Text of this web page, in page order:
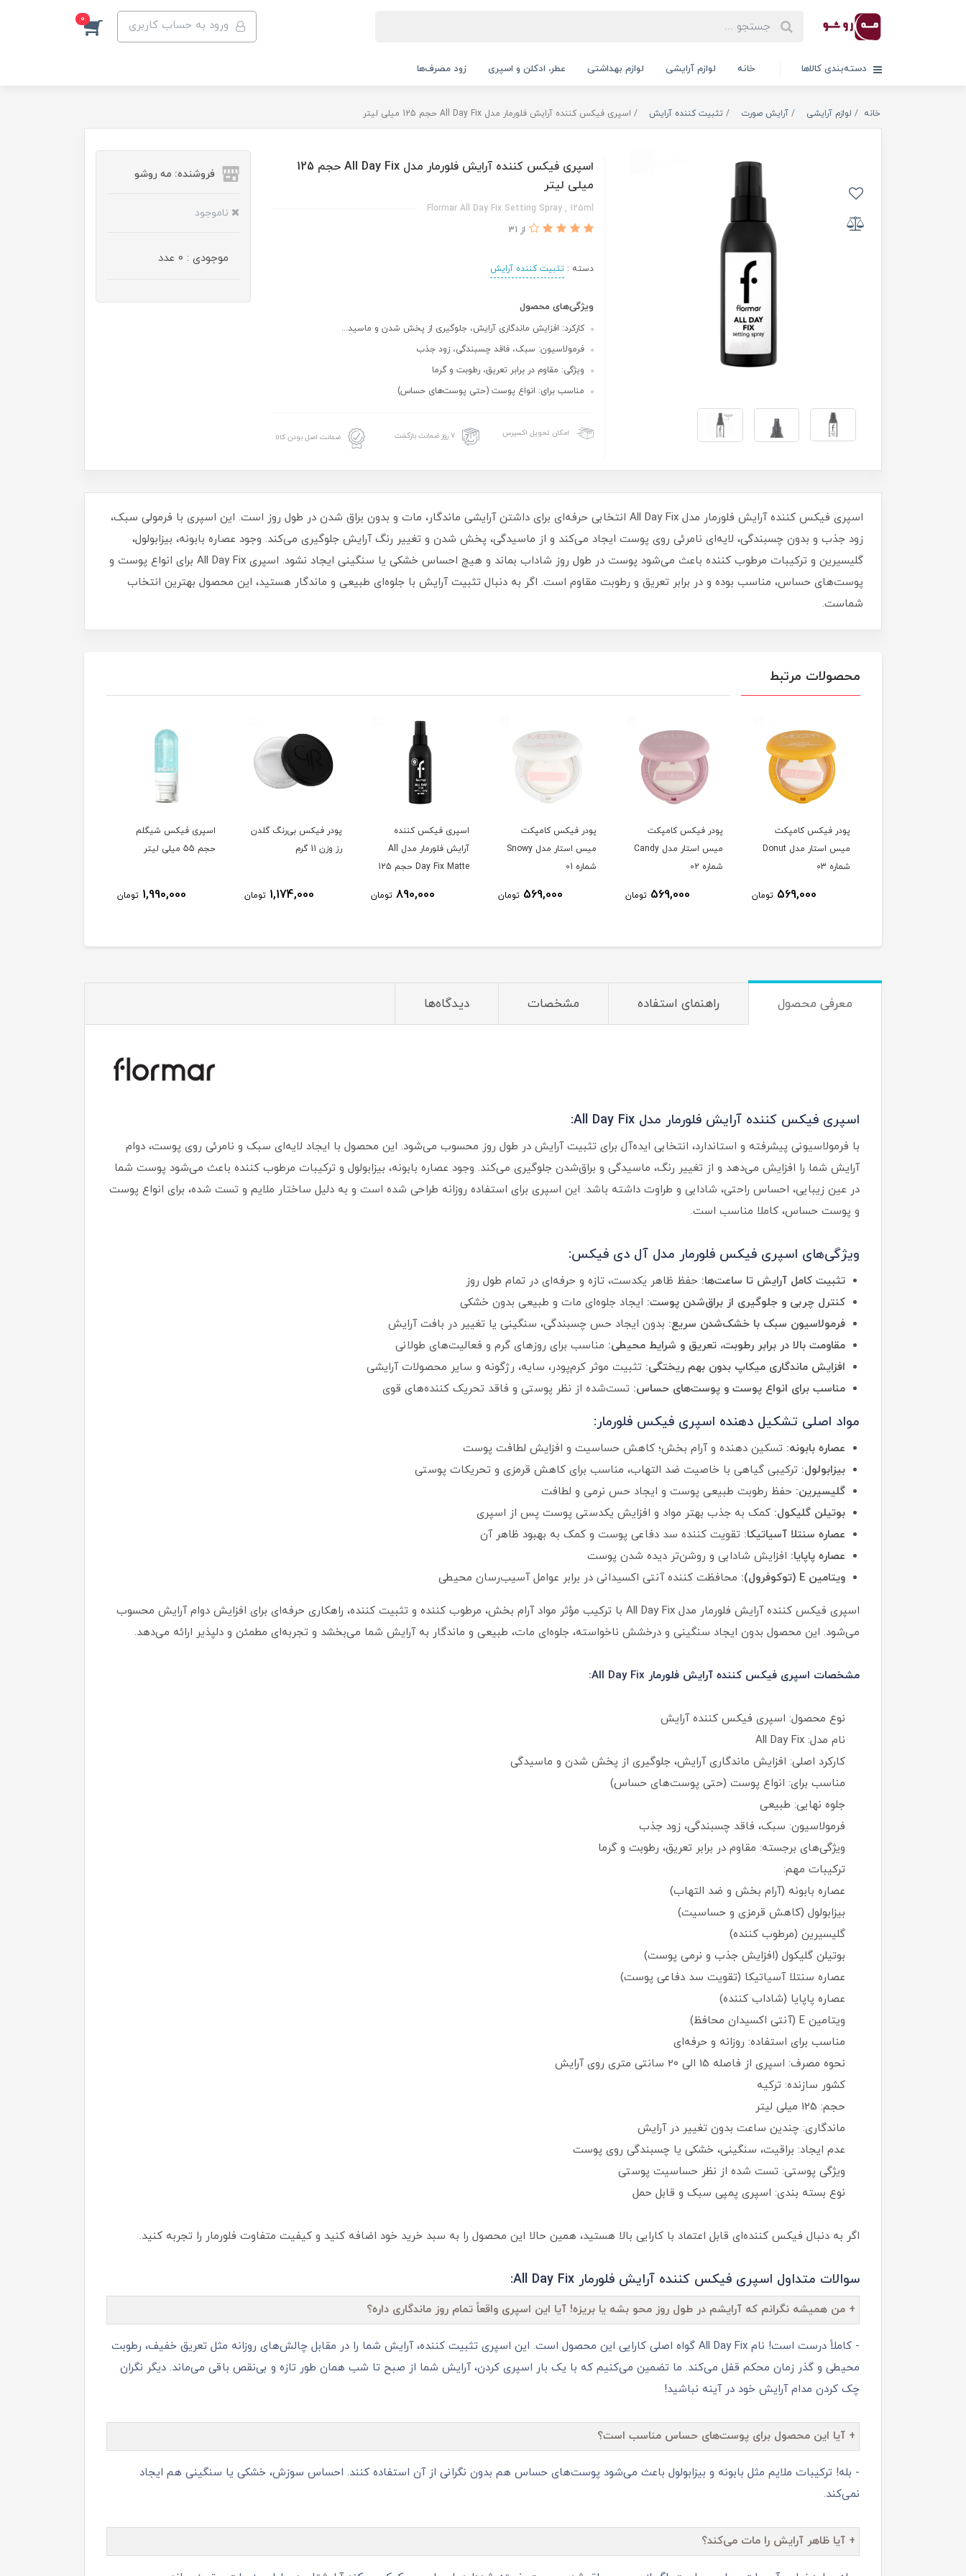
ورود به حساب کاربری 0
دسته‌بندی کالاها خانه لوازم آرایشی لوازم بهداشتی عطر، ادکلن و اسپری زود مصرف‌ها
خانه لوازم آرایشی آرایش صورت تثبیت کننده آرایش اسپری فیکس کننده آرایش فلورمار مدل All Day Fix حجم 125 میلی لیتر
اسپری فیکس کننده آرایش فلورمار مدل All Day Fix حجم 125
میلی لیتر
Flormar All Day Fix Setting Spray , 125ml
از 31
دسته :تثبیت کننده آرایش
ویژگی‌های محصول
کارکرد: افزایش ماندگاری آرایش، جلوگیری از پخش‌ شدن و ماسید...
فرمولاسیون: سبک، فاقد چسبندگی، زود جذب
ویژگی: مقاوم در برابر تعریق، رطوبت و گرما
مناسب برای: انواع پوست (حتی پوست‌های حساس)
امکان تحویل اکسپرس ۷ روز ضمانت بازگشت ضمانت اصل بودن کالا
فروشنده: مه رو‌شو
ناموجود
موجودی : 0 عدد
اسپری فیکس‌ کننده آرایش فلورمار مدل All Day Fix انتخابی حرفه‌ای برای داشتن آرایشی ماندگار، مات و بدون براق‌ شدن در طول روز است. این اسپری با فرمولی سبک،
زود جذب و بدون چسبندگی، لایه‌ای نامرئی روی پوست ایجاد می‌کند و از ماسیدگی، پخش‌ شدن و تغییر رنگ آرایش جلوگیری می‌کند. وجود عصاره بابونه، بیزابولول،
گلیسیرین و ترکیبات مرطوب‌ کننده باعث می‌شود پوست در طول روز شاداب بماند و هیچ احساس خشکی یا سنگینی ایجاد نشود. اسپری All Day Fix برای انواع پوست و
پوست‌های حساس، مناسب بوده و در برابر تعریق و رطوبت مقاوم است. اگر به‌ دنبال تثبیت آرایش با جلوه‌ای طبیعی و ماندگار هستید، این محصول بهترین انتخاب
شماست.
محصولات مرتبط
پودر فیکس کامپکت
میس استار مدل Donut
شماره 03
569,000 تومان
پودر فیکس کامپکت
میس استار مدل Candy
شماره 02
569,000 تومان
پودر فیکس کامپکت
میس استار مدل Snowy
شماره 01
569,000 تومان
اسپری فیکس کننده
آرایش فلورمار مدل All
Day Fix Matte حجم 125
890,000 تومان
پودر فیکس بی‌رنگ گلدن
رز وزن 11 گرم
1,174,000 تومان
اسپری فیکس شیگلم
حجم 55 میلی لیتر
1,990,000 تومان
معرفی محصول راهنمای استفاده مشخصات دیدگاه‌ها
اسپری فیکس‌ کننده آرایش فلورمار مدل All Day Fix:
با فرمولاسیونی پیشرفته و استاندارد، انتخابی ایده‌آل برای تثبیت آرایش در طول روز محسوب می‌شود. این محصول با ایجاد لایه‌ای سبک و نامرئی روی پوست، دوام
آرایش شما را افزایش می‌دهد و از تغییر رنگ، ماسیدگی و براق‌شدن جلوگیری می‌کند. وجود عصاره بابونه، بیزابولول و ترکیبات مرطوب‌ کننده باعث می‌شود پوست شما
در عین زیبایی، احساس راحتی، شادابی و طراوت داشته باشد. این اسپری برای استفاده روزانه طراحی شده است و به دلیل ساختار ملایم و تست‌ شده، برای انواع پوست
و پوست حساس، کاملا مناسب است.
ویژگی‌های اسپری فیکس فلورمار مدل آل دی فیکس:
تثبیت کامل آرایش تا ساعت‌ها: حفظ ظاهر یکدست، تازه و حرفه‌ای در تمام طول روز
کنترل چربی و جلوگیری از براق‌شدن پوست: ایجاد جلوه‌ای مات و طبیعی بدون خشکی
فرمولاسیون سبک با خشک‌شدن سریع: بدون ایجاد حس چسبندگی، سنگینی یا تغییر در بافت آرایش
مقاومت بالا در برابر رطوبت، تعریق و شرایط محیطی: مناسب برای روزهای گرم و فعالیت‌های طولانی
افزایش ماندگاری میکاپ بدون بهم‌ ریختگی: تثبیت موثر کرم‌پودر، سایه، رژگونه و سایر محصولات آرایشی
مناسب برای انواع پوست و پوست‌های حساس: تست‌شده از نظر پوستی و فاقد تحریک‌ کننده‌های قوی
مواد اصلی تشکیل‌ دهنده اسپری فیکس فلورمار:
عصاره بابونه: تسکین‌ دهنده و آرام‌ بخش؛ کاهش حساسیت و افزایش لطافت پوست
بیزابولول: ترکیبی گیاهی با خاصیت ضد التهاب، مناسب برای کاهش قرمزی و تحریکات پوستی
گلیسیرین: حفظ رطوبت طبیعی پوست و ایجاد حس نرمی و لطافت
بوتیلن گلیکول: کمک به جذب بهتر مواد و افزایش یکدستی پوست پس از اسپری
عصاره سنتلا آسیاتیکا: تقویت‌ کننده سد دفاعی پوست و کمک به بهبود ظاهر آن
عصاره پاپایا: افزایش شادابی و روشن‌تر دیده شدن پوست
ویتامین E (توکوفرول):
محافظت‌ کننده آنتی‌ اکسیدانی در برابر عوامل آسیب‌رسان محیطی
اسپری فیکس‌ کننده آرایش فلورمار مدل All Day Fix با ترکیب مؤثر مواد آرام‌ بخش، مرطوب‌ کننده و تثبیت‌ کننده، راهکاری حرفه‌ای برای افزایش دوام آرایش محسوب
می‌شود. این محصول بدون ایجاد سنگینی و درخشش ناخواسته، جلوه‌ای مات، طبیعی و ماندگار به آرایش شما می‌بخشد و تجربه‌ای مطمئن و دلپذیر ارائه می‌دهد.
مشخصات اسپری فیکس‌ کننده آرایش فلورمار All Day Fix:
نوع محصول: اسپری فیکس‌ کننده آرایش
نام مدل: All Day Fix
کارکرد اصلی: افزایش ماندگاری آرایش، جلوگیری از پخش‌ شدن و ماسیدگی
مناسب برای: انواع پوست (حتی پوست‌های حساس)
جلوه نهایی: طبیعی
فرمولاسیون: سبک، فاقد چسبندگی، زود جذب
ویژگی‌های برجسته: مقاوم در برابر تعریق، رطوبت و گرما
ترکیبات مهم:
عصاره بابونه (آرام‌ بخش و ضد التهاب)
بیزابولول (کاهش قرمزی و حساسیت)
گلیسیرین (مرطوب‌ کننده)
بوتیلن گلیکول (افزایش جذب و نرمی پوست)
عصاره سنتلا آسیاتیکا (تقویت سد دفاعی پوست)
عصاره پاپایا (شاداب‌ کننده)
ویتامین E (آنتی‌ اکسیدان محافظ)
مناسب برای استفاده: روزانه و حرفه‌ای
نحوه مصرف: اسپری از فاصله 15 الی 20 سانتی‌ متری روی آرایش
کشور سازنده: ترکیه
حجم: 125 میلی لیتر
ماندگاری: چندین ساعت بدون تغییر در آرایش
عدم ایجاد: براقیت، سنگینی، خشکی یا چسبندگی روی پوست
ویژگی پوستی: تست‌ شده از نظر حساسیت پوستی
نوع بسته‌ بندی: اسپری پمپی سبک و قابل‌ حمل
اگر به دنبال فیکس‌ کننده‌ای قابل اعتماد با کارایی بالا هستید، همین حالا این محصول را به سبد خرید خود اضافه کنید و کیفیت متفاوت فلورمار را تجربه کنید.
سوالات متداول اسپری فیکس‌ کننده آرایش فلورمار All Day Fix:
+ من همیشه نگرانم که آرایشم در طول روز محو بشه یا بریزه! آیا این اسپری واقعاً تمام روز ماندگاری داره؟
- کاملاً درست است! نام All Day Fix گواه اصلی کارایی این محصول است. این اسپری تثبیت کننده، آرایش شما را در مقابل چالش‌های روزانه مثل تعریق خفیف، رطوبت
محیطی و گذر زمان محکم قفل می‌کند. ما تضمین می‌کنیم که با یک بار اسپری کردن، آرایش شما از صبح تا شب همان‌ طور تازه و بی‌نقص باقی می‌ماند. دیگر نگران
چک کردن مدام آرایش خود در آینه نباشید!
+ آیا این محصول برای پوست‌های حساس مناسب است؟
- بله! ترکیبات ملایم مثل بابونه و بیزابولول باعث می‌شود پوست‌های حساس هم بدون نگرانی از آن استفاده کنند. احساس سوزش، خشکی یا سنگینی هم ایجاد
نمی‌کند.
+ آیا ظاهر آرایش را مات می‌کند؟